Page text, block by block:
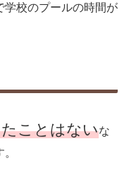
学校のプールの時間が
ことはないな